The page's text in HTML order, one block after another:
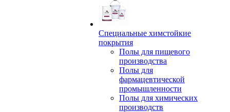
Специальные химстойкие
покрытия
Полы для пищевого
производства
Полы для
фармацевтической
промышленности
Полы для химических
производств